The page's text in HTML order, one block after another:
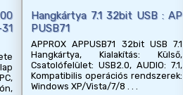
Hangkártya 7.1 32bit USB : AP
PUSB71
APPROX APPUSB71 32bit USB 7.1
Hangkártya, Kialakítás: Külső,
Csatolófelület: USB2.0, AUDIO: 7.1,
Kompatibilis operációs rendszerek:
Windows XP/Vista/7/8